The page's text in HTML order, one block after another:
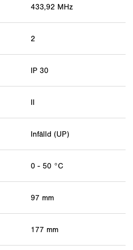
433,92 MHz
2
IP 30
II
Infälld (UP)
0 - 50 °C
97 mm
177 mm